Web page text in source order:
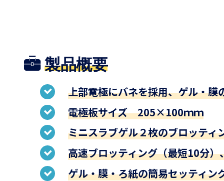
製品概要
上部電極にバネを採用、ゲル・膜
電極板サイズ 205×100ｍｍ
ミニスラブゲル２枚のブロッティ
高速ブロッティング（最短10分
ゲル・膜・ろ紙の簡易セッティン